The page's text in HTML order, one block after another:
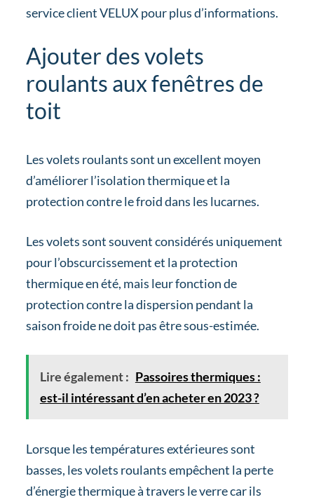
service client VELUX pour plus d’informations.
Ajouter des volets
roulants aux fenêtres de
toit
Les volets roulants sont un excellent moyen
d’améliorer l’isolation thermique et la
protection contre le froid dans les lucarnes.
Les volets sont souvent considérés uniquement
pour l’obscurcissement et la protection
thermique en été, mais leur fonction de
protection contre la dispersion pendant la
saison froide ne doit pas être sous-estimée.
Lire également : Passoires thermiques :
est-il intéressant d’en acheter en 2023 ?
Lorsque les températures extérieures sont
basses, les volets roulants empêchent la perte
d’énergie thermique à travers le verre car ils